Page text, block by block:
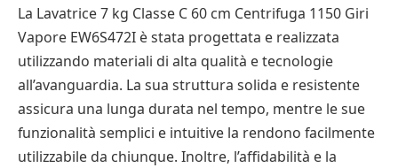
La Lavatrice 7 kg Classe C 60 cm Centrifuga 1150 Giri
Vapore EW6S472I è stata progettata e realizzata
utilizzando materiali di alta qualità e tecnologie
all’avanguardia. La sua struttura solida e resistente
assicura una lunga durata nel tempo, mentre le sue
funzionalità semplici e intuitive la rendono facilmente
utilizzabile da chiunque. Inoltre, l’affidabilità e la